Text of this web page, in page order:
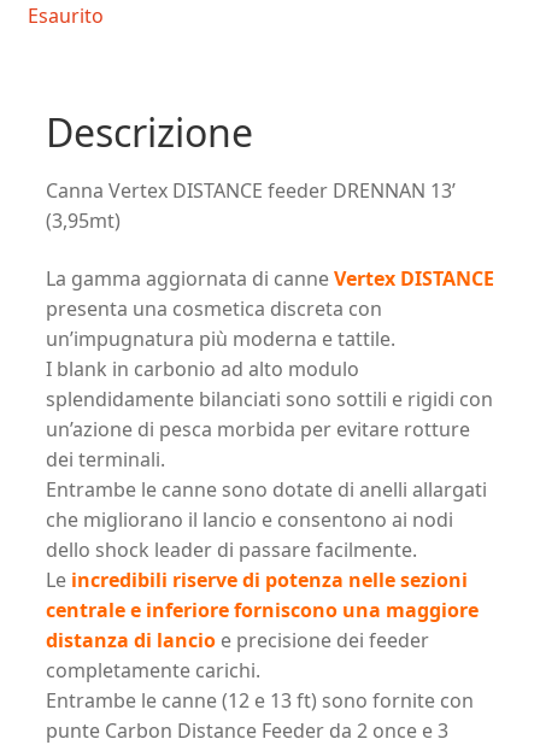
Esaurito
Descrizione
Canna Vertex DISTANCE feeder DRENNAN 13’
(3,95mt)
La gamma aggiornata di canneVertex DISTANCE
presenta una cosmetica discreta con
un’impugnatura più moderna e tattile.
I blank in carbonio ad alto modulo
splendidamente bilanciati sono sottili e rigidi con
un’azione di pesca morbida per evitare rotture
dei terminali.
Entrambe le canne sono dotate di anelli allargati
che migliorano il lancio e consentono ai nodi
dello shock leader di passare facilmente.
Le incredibili riserve di potenza nelle sezioni
centrale e inferiore forniscono una maggiore
distanza di lancio e precisione dei feeder
completamente carichi.
Entrambe le canne (12 e 13 ft) sono fornite con
punte Carbon Distance Feeder da 2 once e 3